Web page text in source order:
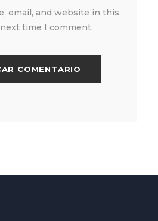
email, and website in this
time I comment.